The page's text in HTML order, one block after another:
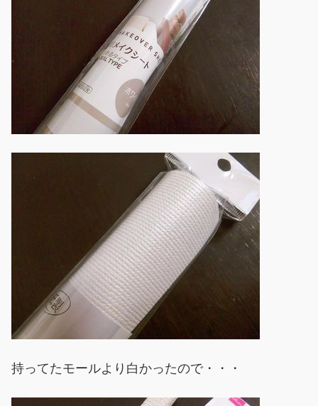
持ってたモールより白かったので・・・